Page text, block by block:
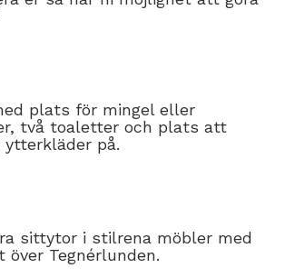
plats för mingel eller
två toaletter och plats att
ytterkläder på.
sittytor i stilrena möbler med
över Tegnérlunden.